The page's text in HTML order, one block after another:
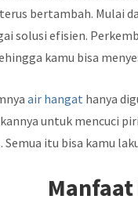
bertambah. Mulai
solusi efisien.
kamu bisa
air hangat hanya
untuk mencuci
Semua itu bisa kamu